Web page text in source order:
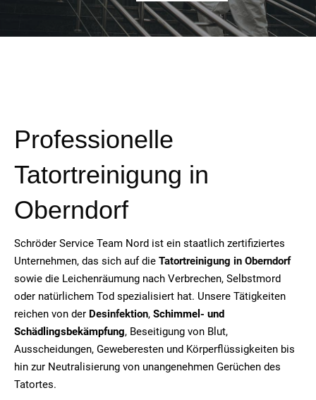
Professionelle
Tatortreinigung in
Oberndorf
Schröder Service Team Nord ist ein staatlich zertifiziertes
Unternehmen, das sich auf die Tatortreinigung in Oberndorf
sowie die Leichenräumung nach Verbrechen, Selbstmord
oder natürlichem Tod spezialisiert hat. Unsere Tätigkeiten
reichen von der Desinfektion, Schimmel- und
Schädlingsbekämpfung, Beseitigung von Blut,
Ausscheidungen, Geweberesten und Körperflüssigkeiten bis
hin zur Neutralisierung von unangenehmen Gerüchen des
Tatortes.